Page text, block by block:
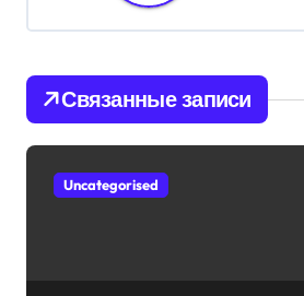
и
я
п
о
Связанные записи
Uncategorised